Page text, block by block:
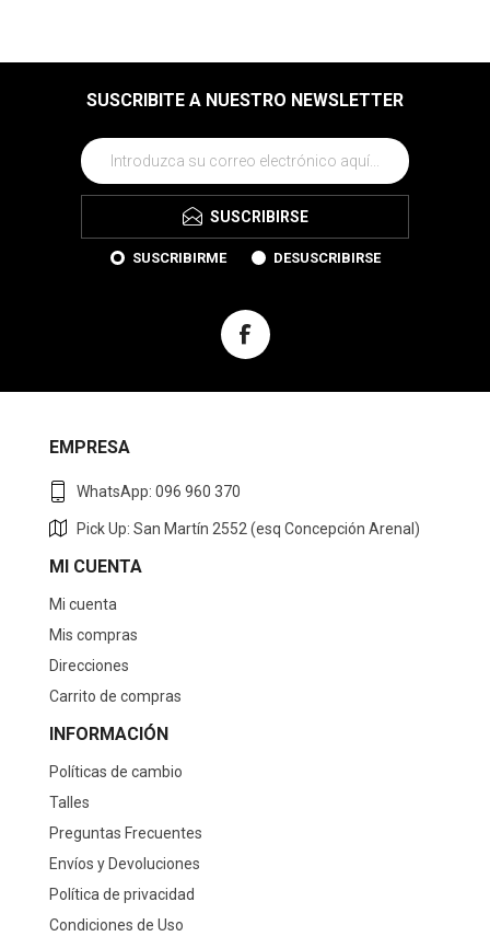
SUSCRIBITE A NUESTRO NEWSLETTER
SUSCRIBIRSE
SUSCRIBIRME DESUSCRIBIRSE
EMPRESA
WhatsApp: 096 960 370
Pick Up: San Martín 2552 (esq Concepción Arenal)
MI CUENTA
Mi cuenta
Mis compras
Direcciones
Carrito de compras
INFORMACIÓN
Políticas de cambio
Talles
Preguntas Frecuentes
Envíos y Devoluciones
Política de privacidad
Condiciones de Uso